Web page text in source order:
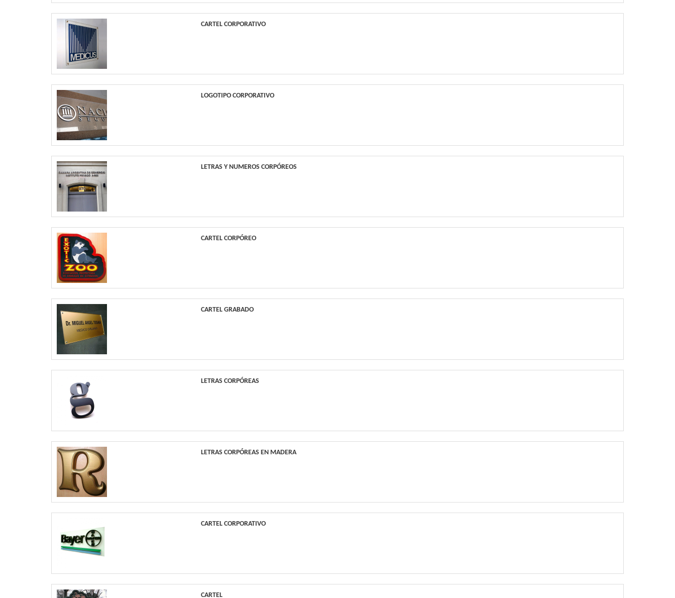
CARTEL CORPORATIVO
LOGOTIPO CORPORATIVO
LETRAS Y NUMEROS CORPÓREOS
CARTEL CORPÓREO
CARTEL GRABADO
LETRAS CORPÓREAS
LETRAS CORPÓREAS EN MADERA
CARTEL CORPORATIVO
CARTEL